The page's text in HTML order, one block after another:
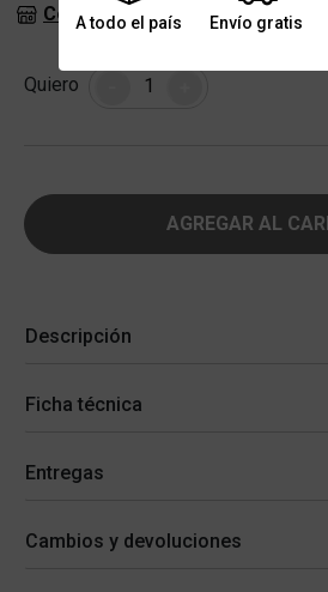
A todo el país Envío gratis
Consultar stock en sucursales
Quiero Cantidad
AGREGAR AL
Descripción
Ficha técnica
Entregas
Cambios y devoluciones